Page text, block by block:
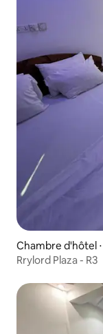
Chambre d'hôtel
Rrylord Plaza - R3